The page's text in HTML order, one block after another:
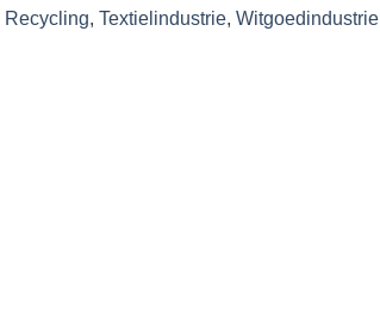
Recycling, Textielindustrie, Witgoedindustrie